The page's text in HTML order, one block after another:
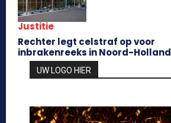
Justitie
Rechter legt celstraf op voor
inbrakenreeks in Noord-Holland
UW LOGO HIER